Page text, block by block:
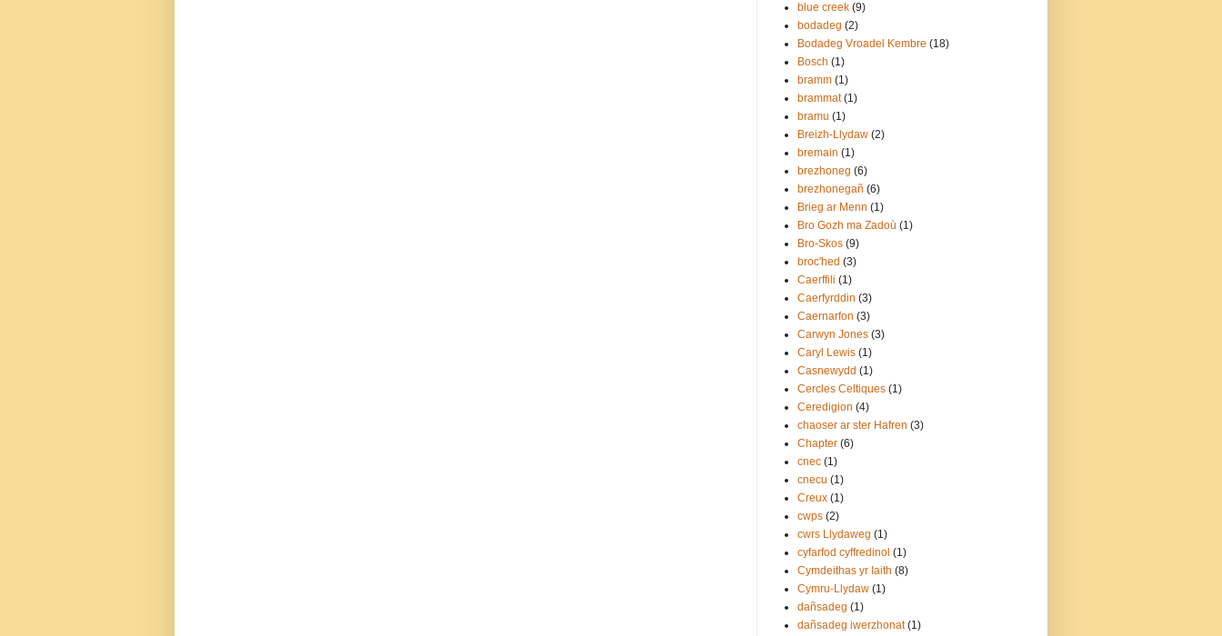
blue creek (9)
bodadeg (2)
Bodadeg Vroadel Kembre (18)
Bosch (1)
bramm (1)
brammat (1)
bramu (1)
Breizh-Llydaw (2)
bremain (1)
brezhoneg (6)
brezhonegañ (6)
Brieg ar Menn (1)
Bro Gozh ma Zadoù (1)
Bro-Skos (9)
broc'hed (3)
Caerffili (1)
Caerfyrddin (3)
Caernarfon (3)
Carwyn Jones (3)
Caryl Lewis (1)
Casnewydd (1)
Cercles Celtiques (1)
Ceredigion (4)
chaoser ar ster Hafren (3)
Chapter (6)
cnec (1)
cnecu (1)
Creux (1)
cwps (2)
cwrs Llydaweg (1)
cyfarfod cyffredinol (1)
Cymdeithas yr Iaith (8)
Cymru-Llydaw (1)
dañsadeg (1)
dañsadeg iwerzhonat (1)